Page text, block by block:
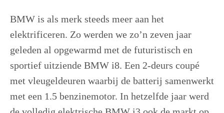
BMW is als merk steeds meer aan het
elektrificeren. Zo werden we zo’n zeven jaar
geleden al opgewarmd met de futuristisch en
sportief uitziende BMW i8. Een 2-deurs coupé
met vleugeldeuren waarbij de batterij samenwerkt
met een 1.5 benzinemotor. In hetzelfde jaar werd